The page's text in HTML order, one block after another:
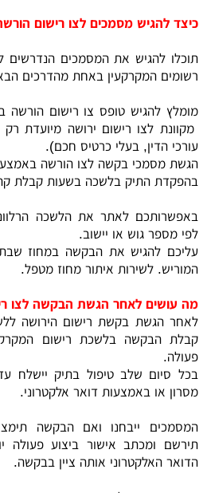
כיצד להגיש מסמכים לצו רישום
תוכלו להגיש את המסמכים הנדרשים
רשומים המקרקעין באחת מהדרכים
מומלץ להגיש טופס צו רישום
מקוונת לצו רישום ירושה מיועדת
עורכי הדין, בעלי כרטיס חכם).
הגשת מסמכי בקשה לצו הורשה
בהפקדת התיק בלשכה בשעות קבלת
באפשרותכם לאתר את הלשכה
לפי מספר גוש או יישוב.
עליכם להגיש את הבקשה במחוז
המוריש. לשירות איתור מחוז מטפל.
מה עושים לאחר הגשת הבקשה לצו
לאחר הגשת בקשת רישום הירושה
קבלת הבקשה בלשכת רישום
פעולה.
בכל סיום שלב טיפול בתיק יישלח
מסרון או באמצעות דואר אלקטרוני.
המסמכים ייבחנו ואם הבקשה
תירשם ומכתב אישור ביצוע פעולה
הדואר האלקטרוני אותה ציין בבקשה.